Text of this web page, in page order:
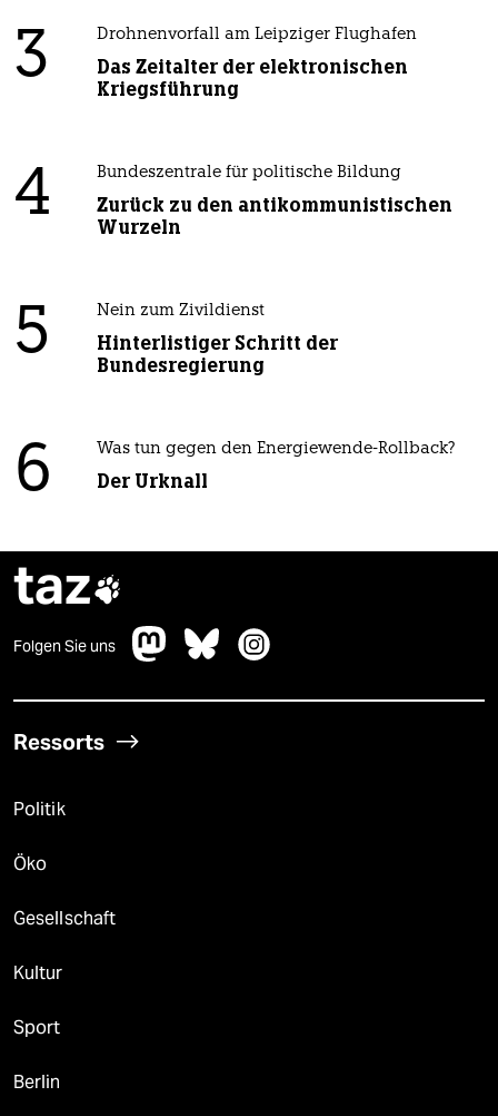
3 Drohnenvorfall am Leipziger Flughafen
Das Zeitalter der elektronischen
Kriegsführung
4 Bundeszentrale für politische Bildung
Zurück zu den antikommunistischen
Wurzeln
5 Nein zum Zivildienst
Hinterlistiger Schritt der
Bundesregierung
6 Was tun gegen den Energiewende-Rollback?
Der Urknall
taz
Folgen Sie uns
Ressorts
Politik
Öko
Gesellschaft
Kultur
Sport
Berlin